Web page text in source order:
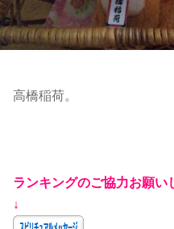
高橋稲荷。
ランキングのご協力お願い
↓